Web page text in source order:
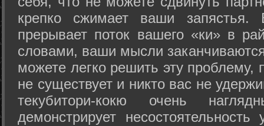
крепко сжимает ваши запястья.
прерывает поток вашего «ки» в
словами, ваши мысли
можете легко решить эту проблему,
не существует и никто вас не
текубитори-кокю очень
демонстрирует